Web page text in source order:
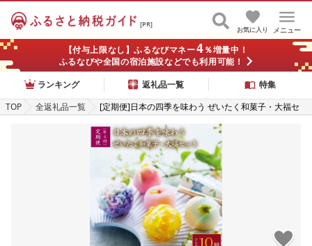
[PR]
メニュー
お気に入り
【付与上限なし】ふるなびマネー4％増量中！
ふるなびや全国の宿泊施設などでも利用可能！
ランキング
返礼品一覧
特集
TOP
全返礼品一覧
[定期便]日本の四季を味わう ぜいたく和菓子・大福セ
ット(4回コース)[11218-0112]